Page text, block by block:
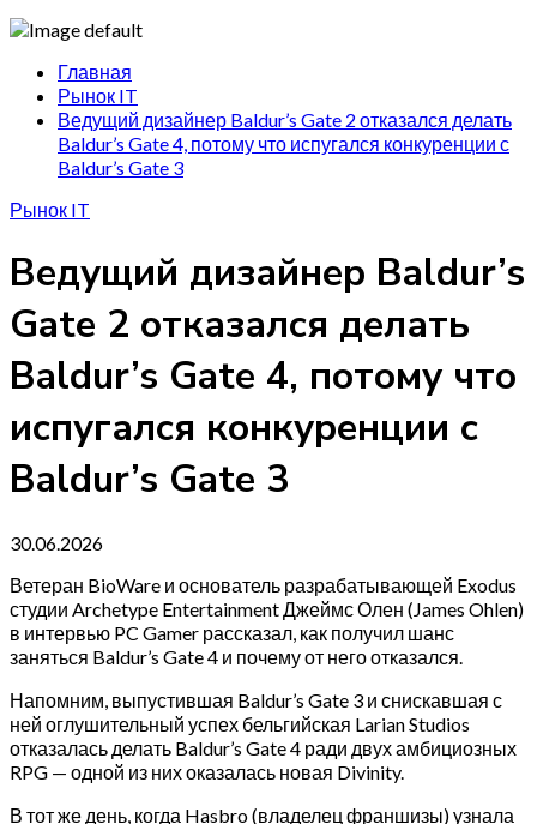
Главная
Рынок IT
Ведущий дизайнер Baldur’s Gate 2 отказался делать
Baldur’s Gate 4, потому что испугался конкуренции с
Baldur’s Gate 3
Рынок IT
Ведущий дизайнер Baldur’s
Gate 2 отказался делать
Baldur’s Gate 4, потому что
испугался конкуренции с
Baldur’s Gate 3
30.06.2026
Ветеран BioWare и основатель разрабатывающей Exodus
студии Archetype Entertainment Джеймс Олен (James Ohlen)
в интервью PC Gamer рассказал, как получил шанс
заняться Baldur’s Gate 4 и почему от него отказался.
Напомним, выпустившая Baldur’s Gate 3 и снискавшая с
ней оглушительный успех бельгийская Larian Studios
отказалась делать Baldur’s Gate 4 ради двух амбициозных
RPG — одной из них оказалась новая Divinity.
В тот же день, когда Hasbro (владелец франшизы) узнала